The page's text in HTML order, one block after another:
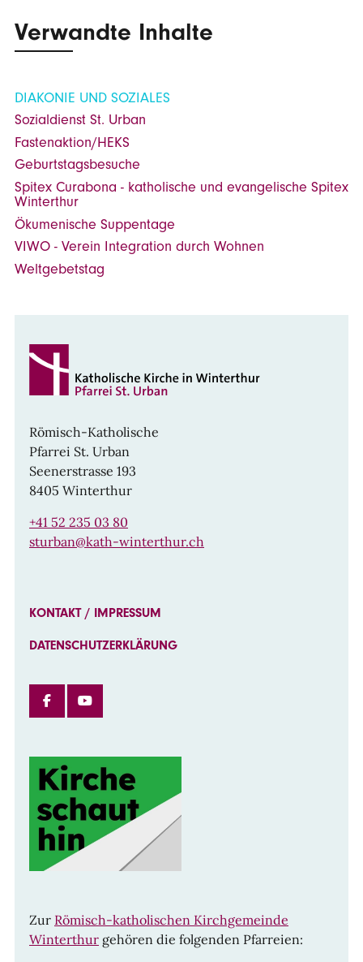
Verwandte Inhalte
DIAKONIE UND SOZIALES
Sozialdienst St. Urban
Fastenaktion/HEKS
Geburtstagsbesuche
Spitex Curabona - katholische und evangelische Spitex
Winterthur
Ökumenische Suppentage
VIWO - Verein Integration durch Wohnen
Weltgebetstag
Römisch-Katholische
Pfarrei St. Urban
Seenerstrasse 193
8405 Winterthur
+41 52 235 03 80
sturban@kath-winterthur.ch
KONTAKT / IMPRESSUM
DATENSCHUTZERKLÄRUNG
FACEBOOK
INSTAGRAM
Zur Römisch-katholischen Kirchgemeinde
Winterthur gehören die folgenden Pfarreien: